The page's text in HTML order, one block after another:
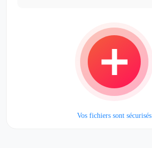
Vos fichiers sont sécurisés